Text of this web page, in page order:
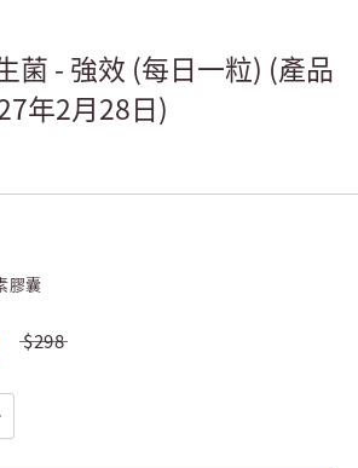
菌 - 強效 (每日一粒) (產品
年2月28日)
膠囊
$298